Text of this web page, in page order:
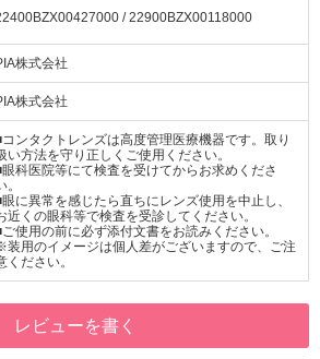
/ 22900BZX00118000
株式会社
株式会社
ンタクトレンズは高度管理医療機器です。取り
い方法を守り正しくご使用ください。
科医院等にて検査を受けてからお求めくださ
。
に異常を感じたら直ちにレンズ使用を中止し、
近くの眼科等で検査を受診してください。
使用の前に必ず添付文書をお読みください。
装用のイメージは個人差がございますので、ご注
ください。
レビューを書く